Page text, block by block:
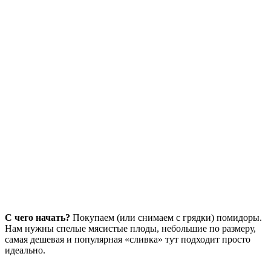
С чего начать? Покупаем (или снимаем с грядки) помидоры.
Нам нужны спелые мясистые плоды, небольшие по размеру,
самая дешевая и популярная «сливка» тут подходит просто
идеально.